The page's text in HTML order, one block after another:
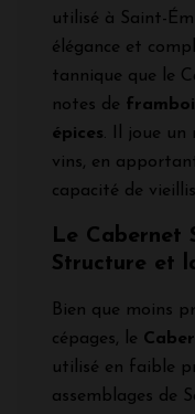
utilisé à Saint-
élégance et
tannique que le
notes de
épices. Il joue un
vins, en
capacité de
Le Cabernet
Structure et
Bien que moins
cépages, le
utilisé en faible
assemblages de